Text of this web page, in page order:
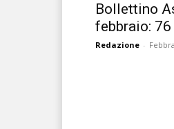
Bollettino
febbraio:
Redazione -